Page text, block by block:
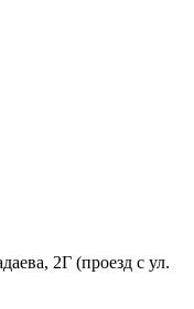
2Г (проезд с ул.